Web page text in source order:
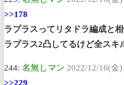
>>178
ラプラスってリタドラ編成と
ラプラス2凸してるけど全スキ
244: 名無しマン 2022/12/16(金
>>229